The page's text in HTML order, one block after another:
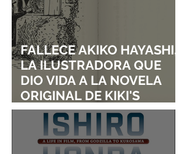
FALLECE AKIKO HAYASHI,
LA ILUSTRADORA QUE
DIO VIDA A LA NOVELA
ORIGINAL DE KIKI'S
DELIVERY SERVICE